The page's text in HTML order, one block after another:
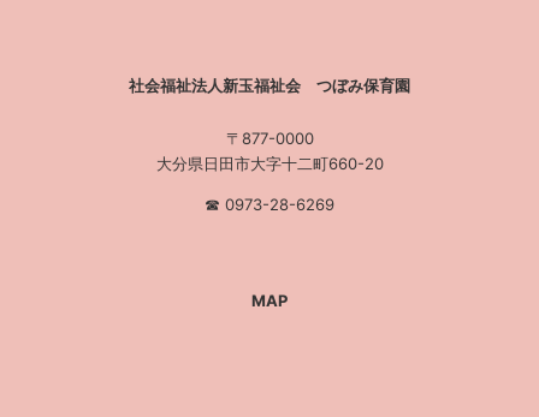
社会福祉法人新玉福祉会 つぼみ保育園
〒877-0000
大分県日田市大字十二町660-20
☎︎ 0973-28-6269
MAP